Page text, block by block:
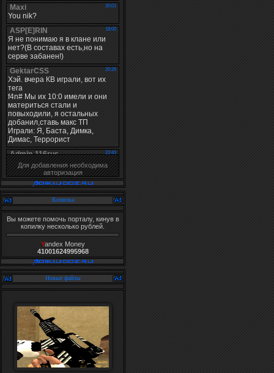
Для добавления необходима
авторизация
Копилка
Вы можете помочь порталу, кинув в
копилку несколько рублей.
Yandex Money
41001624995968
Новые файлы